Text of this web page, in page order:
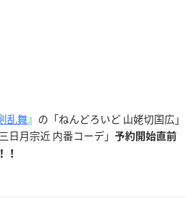
乱舞』 の「ねんどろいど 山姥切国広」
日月宗近 内番コーデ」 予約開始直前
！